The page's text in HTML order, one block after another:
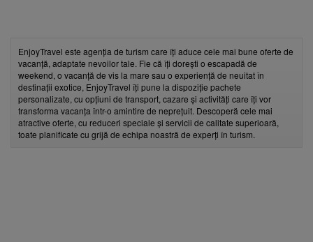
EnjoyTravel este agenția de turism care îți aduce cele mai bune oferte de
vacanță, adaptate nevoilor tale. Fie că îți dorești o escapadă de
weekend, o vacanță de vis la mare sau o experiență de neuitat în
destinații exotice, EnjoyTravel îți pune la dispoziție pachete
personalizate, cu opțiuni de transport, cazare și activități care îți vor
transforma vacanța într-o amintire de neprețuit. Descoperă cele mai
atractive oferte, cu reduceri speciale și servicii de calitate superioară,
toate planificate cu grijă de echipa noastră de experți în turism.